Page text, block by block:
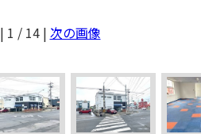
| 1 / 14 | 次の画像